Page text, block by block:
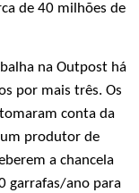
de 40 milhões de
na Outpost há
por mais três. Os
conta da
produtor de
a chancela
garrafas/ano para